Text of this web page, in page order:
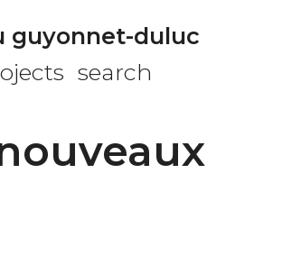
guyonnet-duluc
search